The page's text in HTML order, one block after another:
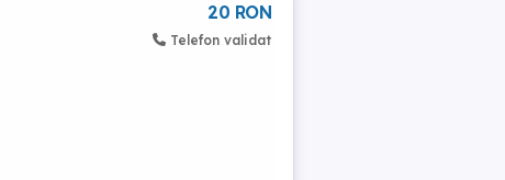
20 RON
Telefon validat